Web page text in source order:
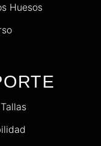
Huesos